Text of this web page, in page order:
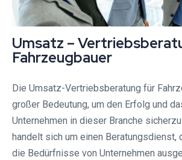
Umsatz –
Fahrzeugbauer
Die Umsatz-Vertriebsberatung für
großer Bedeutung, um den Erfolg und
Unternehmen in dieser Branche
handelt sich um einen Beratungsdienst,
die Bedürfnisse von Unternehmen